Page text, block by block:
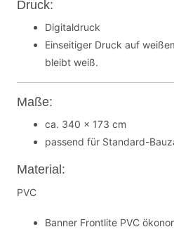
Druck:
Digitaldruck
Einseitiger Druck auf
bleibt weiß.
Maße:
ca. 340 x 173 cm
passend für Standard-
Material:
PVC
Banner Frontlite PVC